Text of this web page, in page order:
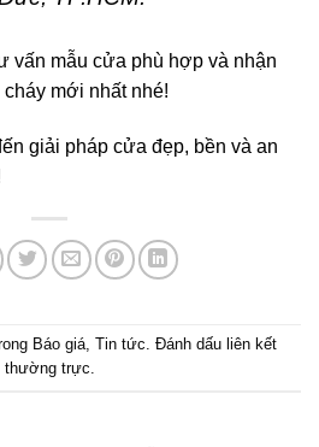
vấn mẫu cửa phù hợp và nhận
mới nhất nhé!
giải pháp cửa đẹp, bền và an
Báo giá, Tin tức. Đánh dấu liên kết
thường trực.